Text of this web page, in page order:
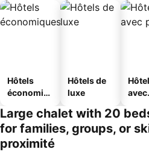
Hôtels
économiq
Hôtels de
luxe
avec
Large chalet with 20
for families, groups, or
proximité